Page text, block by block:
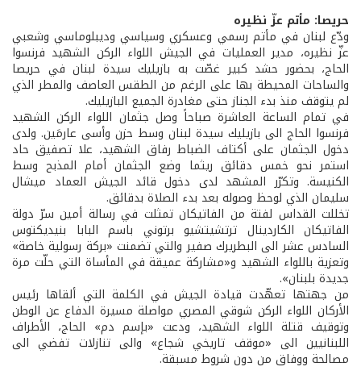
حريصا: مأتم عزّ نظيره
ودّع لبنان في مأتم رسمي وعسكري وسياسي وديبلوماسي وشعبي
عزّ نظيره، مدير العمليات في الجيش اللواء الركن الشهيد فرنسوا
الحاج، بحضور حشد كبير غصّت به بازيليك سيدة لبنان في حريصا
والساحات المحيطة بها على الرغم من الطقس العاصف والمطر الذي
لم يتوقف منذ بدء الجناز حتى مغادرة الجميع البازيليك.
في تمام الساعة العاشرة صباحاً وصل جثمان اللواء الركن الشهيد
فرنسوا الحاج الى بازيليك سيدة لبنان وسط حزن وأسى عارمَين. ولدى
دخول الجثمان على أكتاف الضباط رفاق الشهيد، علا تصفيق حاد
استمر نحو خمس دقائق ريثما وضع الجثمان أمام المذبح وسط
الكنيسة. وتكرّر المشهد لدى دخول قائد الجيش العماد ميشال
سليمان الذي لوحظ وصوله بعد بدء الصلاة بدقائق.
تخللت القداس لفتة من الفاتيكان تمثلت في رسالة أمين سرّ دولة
الفاتيكان الكاردينال ترتشيتشيو برتوني باسم البابا بنيديكتوس
السادس عشر الى البطريرك صفير والتي تضمنت «بركة رسولية خاصة»
وتعزية باللواء الشهيد و«مشاركة عميقة في المأساة التي حلّت مرة
جديدة بلبنان».
من جهتها تعهّدت قيادة الجيش في الكلمة التي ألقاها رئيس
الأركان اللواء الركن شوقي المصري مواصلة مسيرة الدفاع عن الوطن
وتوقيف قتلة اللواء الشهيد، ودعت «بإسم دم» الحاج، الأطراف
اللبنانيين الى «موقف تاريخي شجاع» والى تنازلات تفضي الى
مصالحة ووفاق من دون شروط مسبقة.